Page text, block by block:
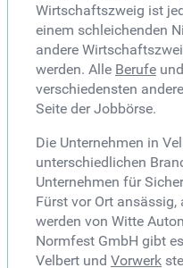
Wirtschaftszweig ist
einem schleichenden
andere
werden. Alle Berufe
verschiedensten
Seite der Jobbörse.
Die Unternehmen in
unterschiedlichen
Unternehmen für
Fürst vor Ort
werden von Witte
Normfest GmbH gibt
Velbert und Vorwerk